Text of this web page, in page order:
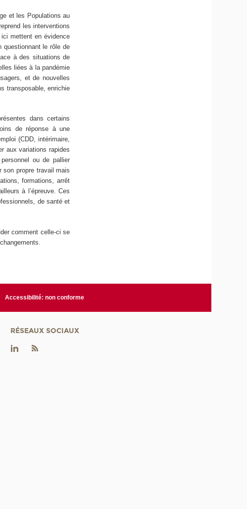
et les Populations au
les interventions
mettent en évidence
le rôle de
à des situations de
liées à la pandémie
et de nouvelles
transposable, enrichie
dans certains
de réponse à une
(CDD, intérimaire,
aux variations rapides
ou de pallier
son propre travail mais
formations, arrêt
à l’épreuve. Ces
de santé et
comment celle-ci se
Accessibilité: non conforme
RÉSEAUX SOCIAUX